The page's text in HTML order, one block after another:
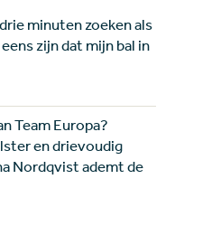
minuten zoeken als
zijn dat mijn bal in
Team Europa?
en drievoudig
Nordqvist ademt de